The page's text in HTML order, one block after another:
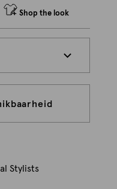
Shop the look
Stylists